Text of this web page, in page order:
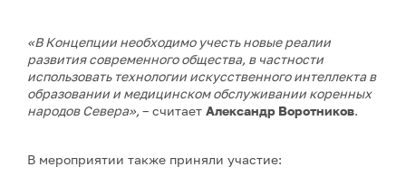
«В Концепции необходимо учесть новые реалии
развития современного общества, в частности
использовать технологии искусственного интеллекта в
образовании и медицинском обслуживании коренных
народов Севера», – считает Александр Воротников.
В мероприятии также приняли участие: